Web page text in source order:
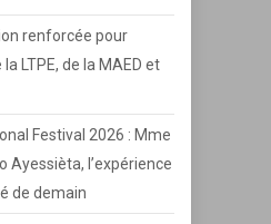
renforcée pour
LTPE, de la MAED et
Festival 2026 : Mme
Ayessièta, l’expérience
de demain